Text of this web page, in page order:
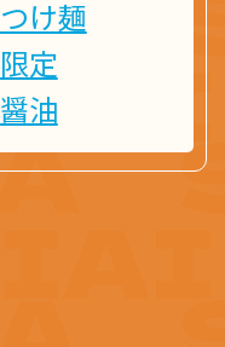
つけ麺
限定
醤油